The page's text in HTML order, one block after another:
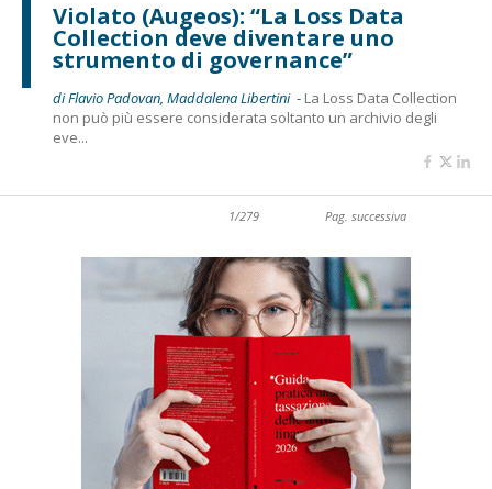
Violato (Augeos): “La Loss Data
Collection deve diventare uno
strumento di governance”
di Flavio Padovan, Maddalena Libertini - La Loss Data Collection
non può più essere considerata soltanto un archivio degli
eve...
1/279 Pag. successiva